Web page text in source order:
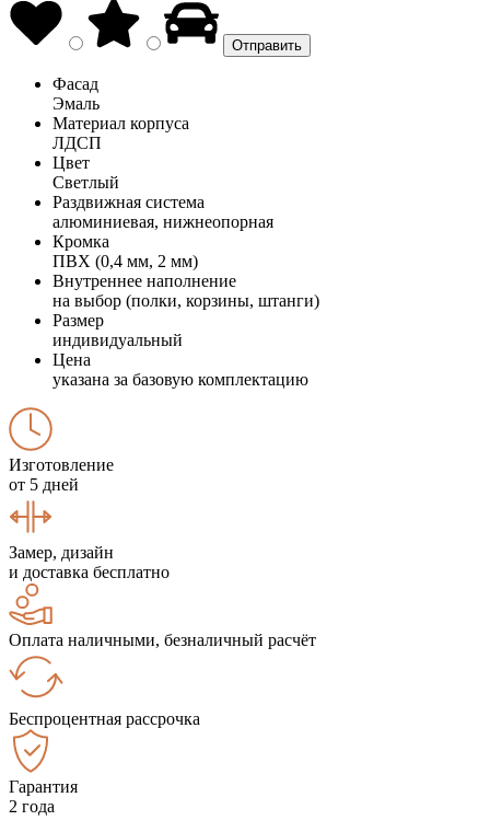
Фасад
Эмаль
Материал корпуса
ЛДСП
Цвет
Светлый
Раздвижная система
алюминиевая, нижнеопорная
Кромка
ПВХ (0,4 мм, 2 мм)
Внутреннее наполнение
на выбор (полки, корзины, штанги)
Размер
индивидуальный
Цена
указана за базовую комплектацию
Изготовление
от 5 дней
Замер, дизайн
и доставка бесплатно
Оплата наличными, безналичный расчёт
Беспроцентная рассрочка
Гарантия
2 года